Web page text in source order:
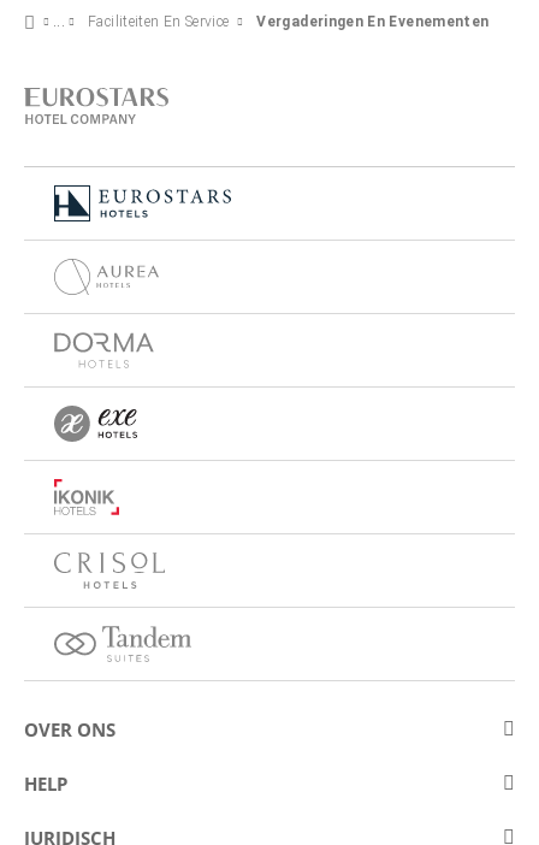
Faciliteiten En Service Vergaderingen En Evenementen
OVER ONS
Over Eurostars Hotel Company
HELP
Contact opnemen
JURIDISCH